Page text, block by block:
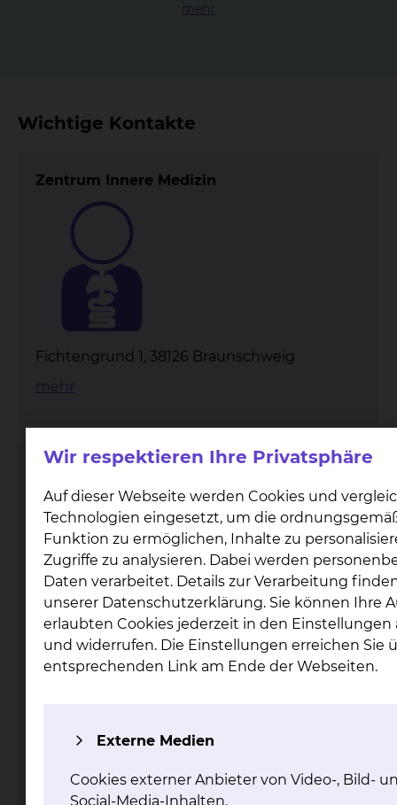
mehr
Wichtige Kontakte
Zentrum Innere Medizin
Fichtengrund 1, 38126 Braunschweig
mehr
Elektrophysiologie / Rhythmologie
Fichtengrund 1, 38126 Braunschweig
Tel.:+49 531 595 2093 Anmeldung / Ambulanz
Per E-Mail kontaktieren
mehr
Wir respektieren Ihre Privatsphäre
Auf dieser Webseite werden Cookies und
Technologien eingesetzt, um die
Funktion zu ermöglichen, Inhalte zu
Zugriffe zu analysieren. Dabei werden
Daten verarbeitet. Details zur Verarbeitung
unserer Datenschutzerklärung. Sie können Ihre
erlaubten Cookies jederzeit in den Einstellungen
und widerrufen. Die Einstellungen erreichen Sie
entsprechenden Link am Ende der Webseiten.
Externe Medien
Cookies externer Anbieter von Video-, Bild-
Social-Media-Inhalten.